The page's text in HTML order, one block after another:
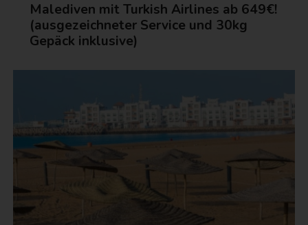
Malediven mit Turkish Airlines ab 649€!
(ausgezeichneter Service und 30kg
Gepäck inklusive)